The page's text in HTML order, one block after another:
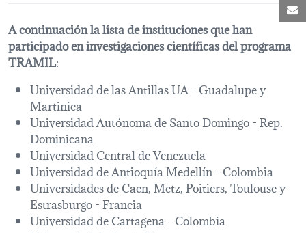
A continuación la lista de instituciones que han
participado en investigaciones científicas del programa
TRAMIL:
Universidad de las Antillas UA - Guadalupe y
Martinica
Universidad Autónoma de Santo Domingo - Rep.
Dominicana
Universidad Central de Venezuela
Universidad de Antioquía Medellín - Colombia
Universidades de Caen, Metz, Poitiers, Toulouse y
Estrasburgo - Francia
Universidad de Cartagena - Colombia